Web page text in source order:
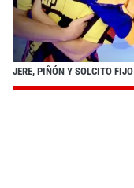
JERE, PIÑÓN Y SOLCITO FIJO